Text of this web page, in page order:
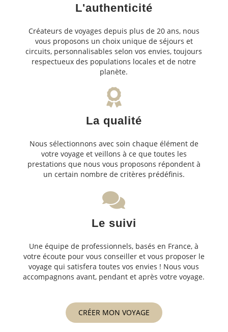
L'authenticité
Créateurs de voyages depuis plus de 20 ans, nous
vous proposons un choix unique de séjours et
circuits, personnalisables selon vos envies, toujours
respectueux des populations locales et de notre
planète.
La qualité
Nous sélectionnons avec soin chaque élément de
votre voyage et veillons à ce que toutes les
prestations que nous vous proposons répondent à
un certain nombre de critères prédéfinis.
Le suivi
Une équipe de professionnels, basés en France, à
votre écoute pour vous conseiller et vous proposer le
voyage qui satisfera toutes vos envies ! Nous vous
accompagnons avant, pendant et après votre voyage.
CRÉER MON VOYAGE